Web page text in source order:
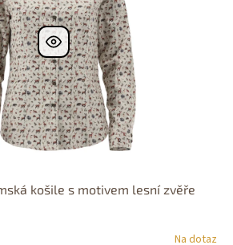
košile s motivem lesní zvěře
Na dotaz